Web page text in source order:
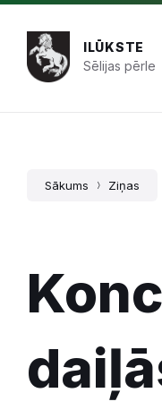
Pāriet
saturu
Skip
navigation
Skip
footer
ILŪKSTE
Sēlijas pērle
Sākums Ziņas